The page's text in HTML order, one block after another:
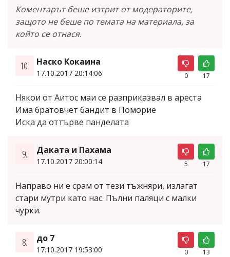
Коментарът беше изтрит от модераторите,
защото не беше по темата на материала, за
който се отнася.
10. Наско Кокаина
17.10.2017 20:14:06 0 17
Някои от Аитос маи се разприказвал в ареста
Има братовчет бандит в Поморие
Иска да оттърве панделата
9. Даката и Пахама
17.10.2017 20:00:14 5 17
Направо ни е срам от тези тъжняри, излагат
стари мутри като нас. Пълни паляци с малки
чурки.
8. до 7
17.10.2017 19:53:00 0 13